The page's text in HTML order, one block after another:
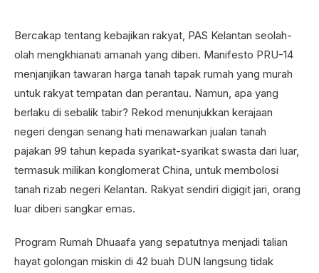
Bercakap tentang kebajikan rakyat, PAS Kelantan seolah-
olah mengkhianati amanah yang diberi. Manifesto PRU-14
menjanjikan tawaran harga tanah tapak rumah yang murah
untuk rakyat tempatan dan perantau. Namun, apa yang
berlaku di sebalik tabir? Rekod menunjukkan kerajaan
negeri dengan senang hati menawarkan jualan tanah
pajakan 99 tahun kepada syarikat-syarikat swasta dari luar,
termasuk milikan konglomerat China, untuk membolosi
tanah rizab negeri Kelantan. Rakyat sendiri digigit jari, orang
luar diberi sangkar emas.
Program Rumah Dhuaafa yang sepatutnya menjadi talian
hayat golongan miskin di 42 buah DUN langsung tidak